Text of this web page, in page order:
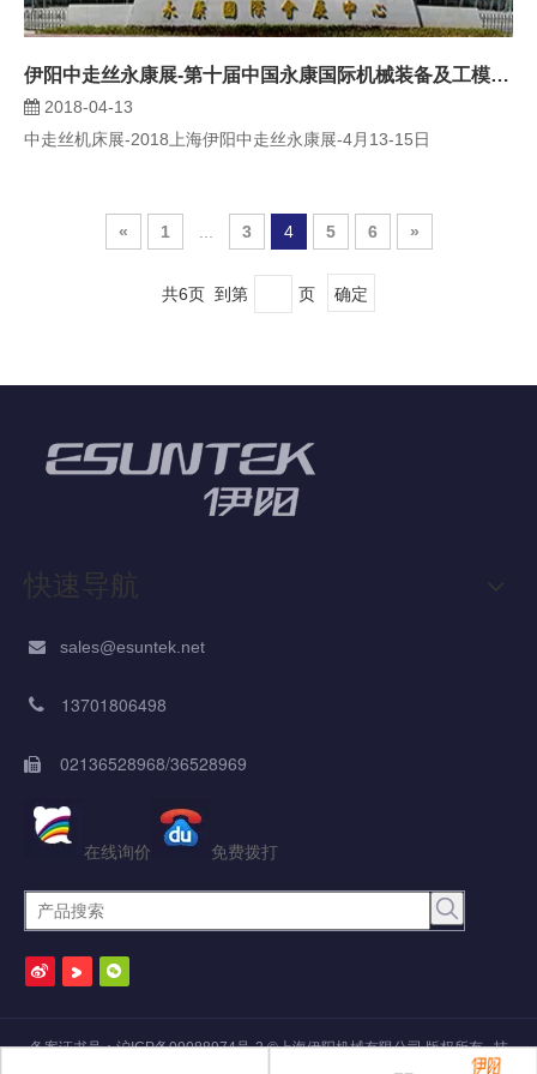
伊阳中走丝永康展-第十届中国永康国际机械装备及工模具展览会
2018-04-13
中走丝机床展-2018上海伊阳中走丝永康展-4月13-15日
« 1 ... 3 4 5 6 »
共6页 到第 页 确定
快速导航
 sales@esuntek.net
 13701806498
 02136528968/36528969
在线询价 免费拨打
备案证书号：沪ICP备09088974号-2©上海伊阳机械有限公司版权所有 技